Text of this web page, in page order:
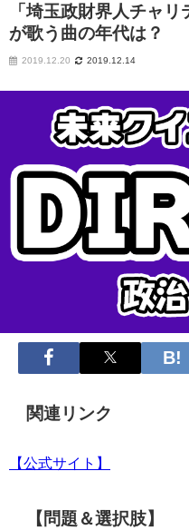
「埼玉政財界人チャ
が歌う曲の年代は？
2019.12.20 2019.12.14
関連リンク
【公式サイト】
【問題＆選択肢】